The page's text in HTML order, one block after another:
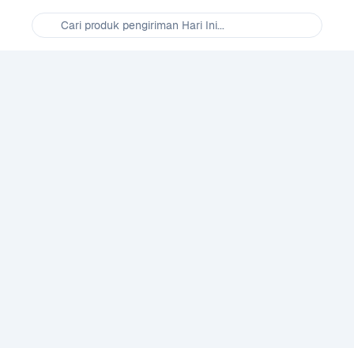
Cari produk pengiriman Hari Ini...